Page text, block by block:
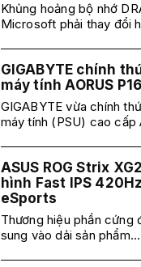
Khủng hoảng bộ nhớ
Microsoft phải thay đổi
GIGABYTE chính
máy tính AORUS
GIGABYTE vừa chính
máy tính (PSU) cao cấp
ASUS ROG Strix
hình Fast IPS
eSports
Thương hiệu phần cứng
sung vào dải sản phẩm...